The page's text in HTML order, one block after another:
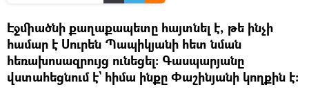
Էջմիածնի քաղաքապետը հայտնել է, թե ինչի
համար է Սուրեն Պապիկյանի հետ նման
հեռախոսազրույց ունեցել։ Գասպարյանը
վստահեցնում է` հիմա ինքը Փաշինյանի կողքին է։